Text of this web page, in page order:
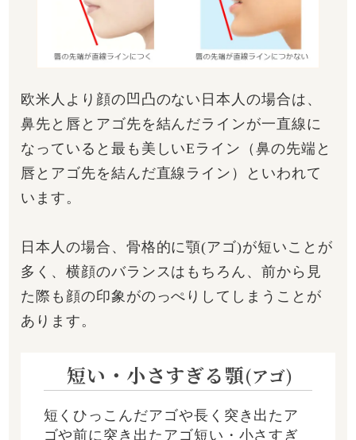
欧米人より顔の凹凸のない日本人の場合は、
鼻先と唇とアゴ先を結んだラインが一直線に
なっていると最も美しいEライン（鼻の先端と
唇とアゴ先を結んだ直線ライン）といわれて
います。
日本人の場合、骨格的に顎(アゴ)が短いことが
多く、横顔のバランスはもちろん、前から見
た際も顔の印象がのっぺりしてしまうことが
あります。
短い・小さすぎる顎(アゴ)
短くひっこんだアゴや長く突き出たア
ゴや前に突き出たアゴ短い・小さすぎ